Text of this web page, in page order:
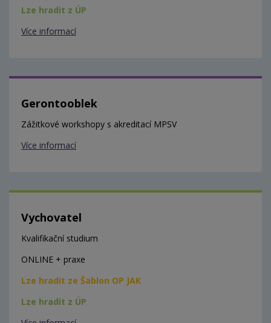
Lze hradit z ÚP
Více informací
Gerontooblek
Zážitkové workshopy s akreditací MPSV
Více informací
Vychovatel
Kvalifikační studium
ONLINE + praxe
Lze hradit ze Šablon OP JAK
Lze hradit z ÚP